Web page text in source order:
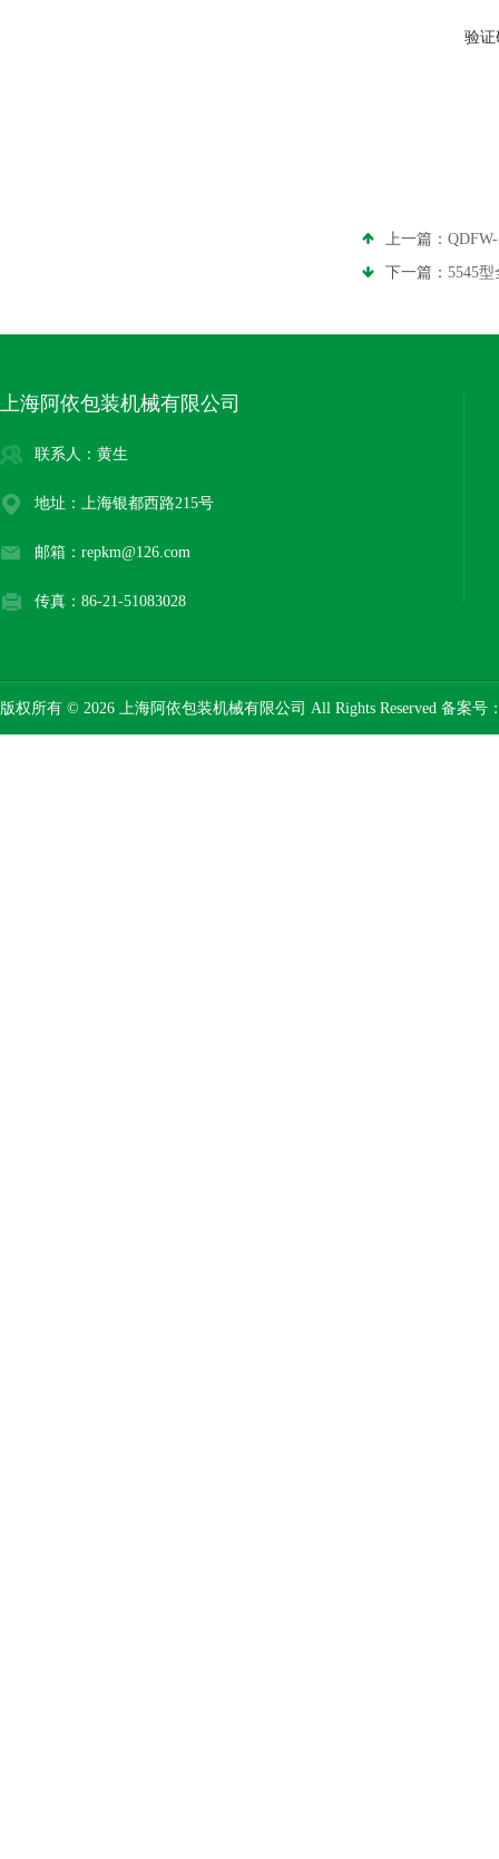
验证
上一篇：
下一篇： 5545
上海阿依包装机械有限公司
联系人：黄生
地址：上海银都西路215号
邮箱：repkm@126.com
传真：86-21-51083028
版权所有 © 2026 上海阿依包装机械有限公司 All Rights Reserved 备案号